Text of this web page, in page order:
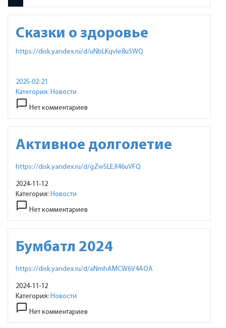
Сказки о здоровье
https://disk.yandex.ru/d/uNbLKqvIe8uSWQ
2025-02-21
Категория: Новости
chat_bubble_outline Нет комментариев
Активное долголетие
https://disk.yandex.ru/d/gZwSLEJI46uVFQ
2024-11-12
Категория: Новости
chat_bubble_outline Нет комментариев
Бумбатл 2024
https://disk.yandex.ru/d/aNmhAMCW6V4AOA
2024-11-12
Категория: Новости
chat_bubble_outline Нет комментариев